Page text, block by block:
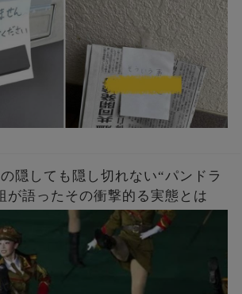
の隠しても隠し切れない“パンドラ
が語ったその衝撃的る実態とは